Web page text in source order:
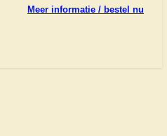
Meer informatie / bestel nu